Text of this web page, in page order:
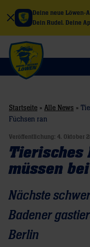
Deine neue Löwen-
Dein Rudel. Deine
Startseite » Alle News »
Füchsen ran
Veröffentlichung: 4. Oktober
Tierisches
müssen
Nächste
Badener
Berlin